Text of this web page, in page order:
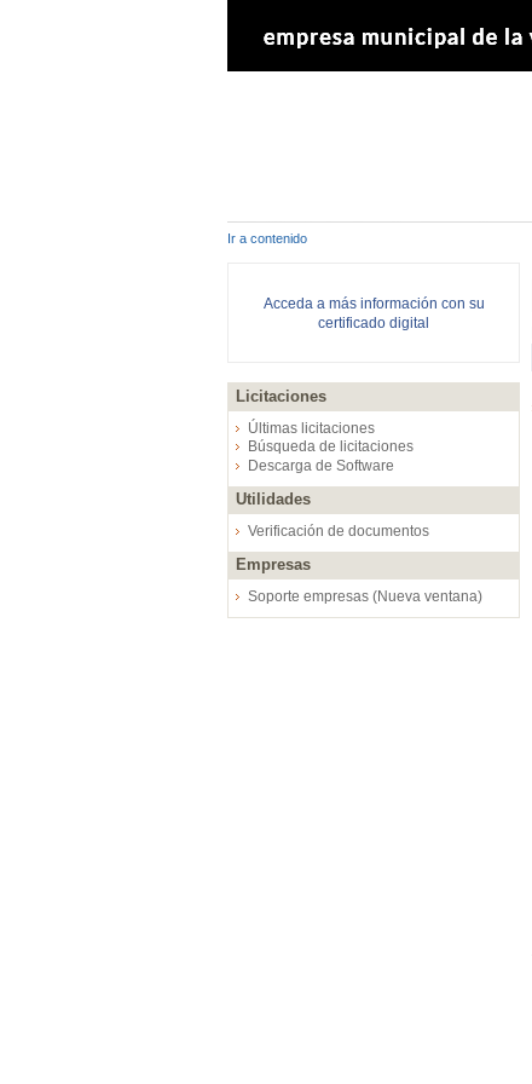
Ir a contenido
Acceda a más información con su
certificado digital
Licitaciones
Últimas licitaciones
Búsqueda de licitaciones
Descarga de Software
Utilidades
Verificación de documentos
Empresas
Soporte empresas (Nueva ventana)